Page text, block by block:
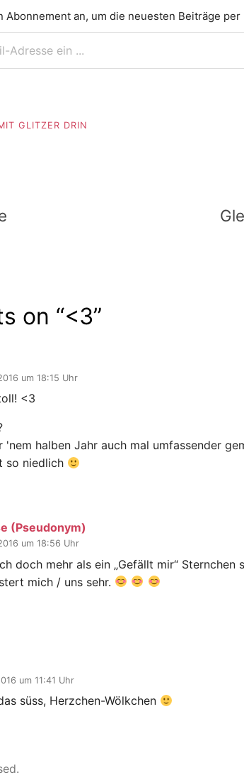
Abonnement an, um die neuesten Beiträge per
GLITZER DRIN
on “<3”
um 18:15 Uhr
<3
'nem halben Jahr auch mal umfassender
so niedlich
(Pseudonym)
um 18:56 Uhr
doch mehr als ein „Gefällt mir“ Sternchen
mich / uns sehr.
um 11:41 Uhr
süss, Herzchen-Wölkchen